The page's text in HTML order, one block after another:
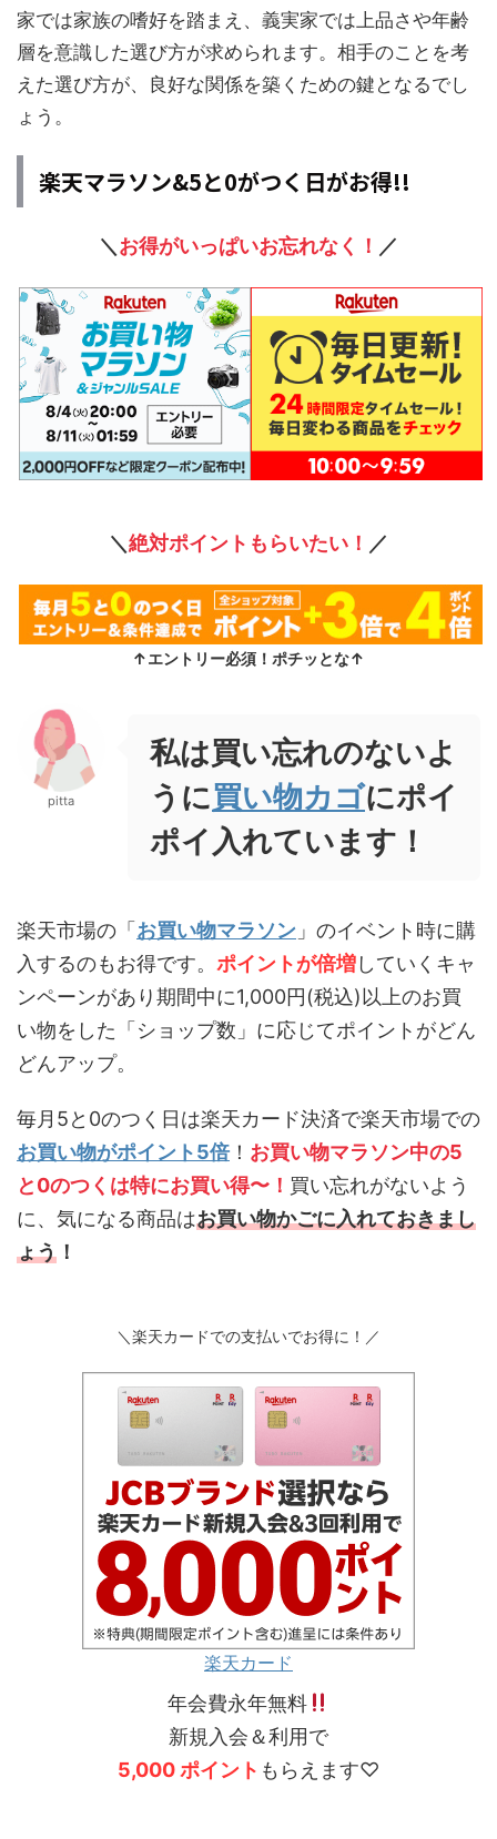
家では家族の嗜好を踏まえ、義実家では上品さや年齢
層を意識した選び方が求められます。相手のことを考
えた選び方が、良好な関係を築くための鍵となるでし
ょう。
楽天マラソン&5と0がつく日がお得!!
＼ お得がいっぱいお忘れなく！ ／
＼絶対ポイントもらいたい！ ／
↑エントリー必須！ポチッとな↑
pitta
私は買い忘れのないよ
うに買い物カゴにポイ
ポイ入れています！
楽天市場の「お買い物マラソン 」のイベント時に購
入するのもお得です。 ポイントが倍増していくキャ
ンペーンがあり期間中に1,000円(税込)以上のお買
い物をした「ショップ数」に応じてポイントがどん
どんアップ。
毎月5と0のつく日は楽天カード決済で楽天市場での
お買い物がポイント5倍 ！ お買い物マラソン中の5
と0のつくは特にお買い得〜！ 買い忘れがないよう
に、気になる商品はお買い物かごに入れておきまし
ょう ！
＼楽天カードでの支払いでお得に！／
楽天カード
年会費永年無料
新規入会＆利用で
5,000 ポイント もらえます♡